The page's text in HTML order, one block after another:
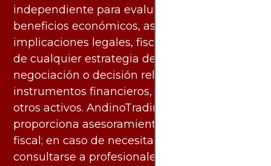
independiente para evaluar los riesgos y
beneficios económicos, así como las
implicaciones legales, fiscales y contables
de cualquier estrategia de inversión,
negociación o decisión relacionada con
instrumentos financieros, materias primas u
otros activos. AndinoTrading.com no
proporciona asesoramiento legal, contable o
fiscal; en caso de necesitarlo, debe
consultarse a profesionales especializados.